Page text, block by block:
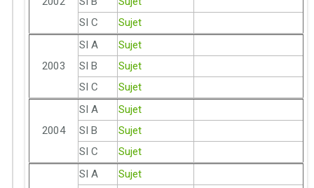
SI C
Sujet
2003
SI A
Sujet
SI B
Sujet
SI C
Sujet
2004
SI A
Sujet
SI B
Sujet
SI C
Sujet
SI A
Sujet